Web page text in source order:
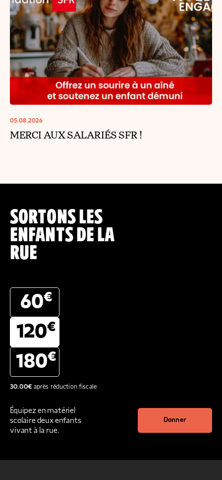
05.08.2026
MERCI AUX SALARIÉS SFR !
SORTONS LES
ENFANTS DE LA
RUE
60€
120€
180€
30.00€après réduction fiscale
Équipez en matériel
scolaire deux enfants
vivant à la rue.
Donner